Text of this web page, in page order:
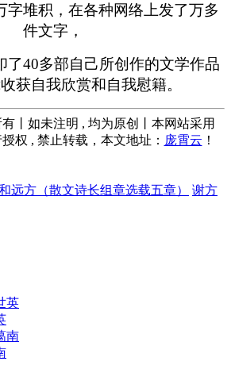
字堆积，在各种网络上发了万多
件文字，
了40多部自己所创作的文学作品
获自我欣赏和自我慰籍。
有丨如未注明 , 均为原创丨本网站采用
权 , 禁止转载，本文地址： 庞霄云 ！
远方（散文诗长组章选载五章）
谢方